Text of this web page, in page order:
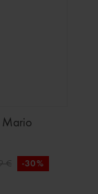
Mario
€ -30%